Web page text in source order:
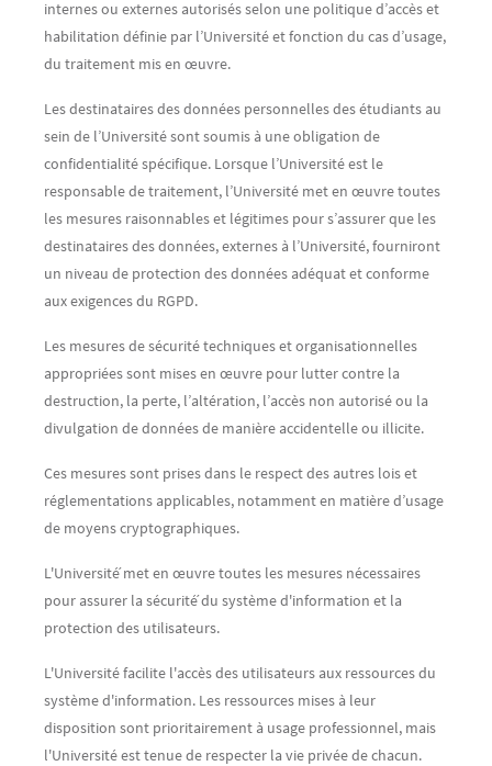
internes ou externes autorisés selon une politique d’accès et
habilitation définie par l’Université et fonction du cas d’usage,
du traitement mis en œuvre.
Les destinataires des données personnelles des étudiants au
sein de l’Université sont soumis à une obligation de
confidentialité spécifique. Lorsque l’Université est le
responsable de traitement, l’Université met en œuvre toutes
les mesures raisonnables et légitimes pour s’assurer que les
destinataires des données, externes à l’Université, fourniront
un niveau de protection des données adéquat et conforme
aux exigences du RGPD.
Les mesures de sécurité techniques et organisationnelles
appropriées sont mises en œuvre pour lutter contre la
destruction, la perte, l’altération, l’accès non autorisé ou la
divulgation de données de manière accidentelle ou illicite.
Ces mesures sont prises dans le respect des autres lois et
réglementations applicables, notamment en matière d’usage
de moyens cryptographiques.
L'Université́ met en œuvre toutes les mesures nécessaires
pour assurer la sécurité́ du système d'information et la
protection des utilisateurs.
L'Université facilite l'accès des utilisateurs aux ressources du
système d'information. Les ressources mises à leur
disposition sont prioritairement à usage professionnel, mais
l'Université est tenue de respecter la vie privée de chacun.